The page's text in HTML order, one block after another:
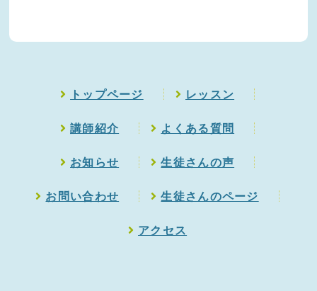
トップページ レッスン
講師紹介 よくある質問
お知らせ 生徒さんの声
お問い合わせ 生徒さんのページ
アクセス